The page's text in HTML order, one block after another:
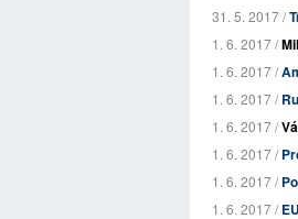
31. 5. 2017 /
1. 6. 2017 /
1. 6. 2017 /
1. 6. 2017 /
1. 6. 2017 /
1. 6. 2017 /
1. 6. 2017 /
1. 6. 2017 /